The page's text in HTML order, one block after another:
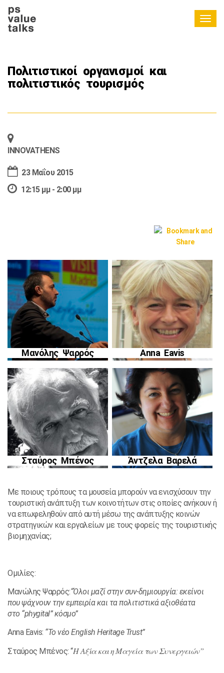
Πολιτιστικοί οργανισμοί και
πολιτιστικός τουρισμός
INNOVATHENS
23 Μαΐου 2015
12:15 μμ - 2:00 μμ
Μανόλης Ψαρρός Anna Eavis
Σταύρος Μπένος Άντζελα Βαρελά
Με ποιους τρόπους τα μουσεία μπορούν να ενισχύσουν την
τουριστική ανάπτυξη των κοινοτήτων στις οποίες ανήκουν ή
να επωφεληθούν από αυτή μέσω της ανάπτυξης κοινών
στρατηγικών και εργαλείων με τους φορείς της τουριστικής
βιομηχανίας;
Ομιλίες:
Μανώλης Ψαρρός:“Όλοι μαζί στην συν-δημιουργία: εκείνοι
που ψάχνουν την εμπειρία και τα πολιτιστικά αξιοθέατα
στο “phygital” κόσμο”
Anna Eavis: “Το νέο English Heritage Trust”
Σταύρος Μπένος: “Η Αξία και η Μαγεία των Συνεργειών”